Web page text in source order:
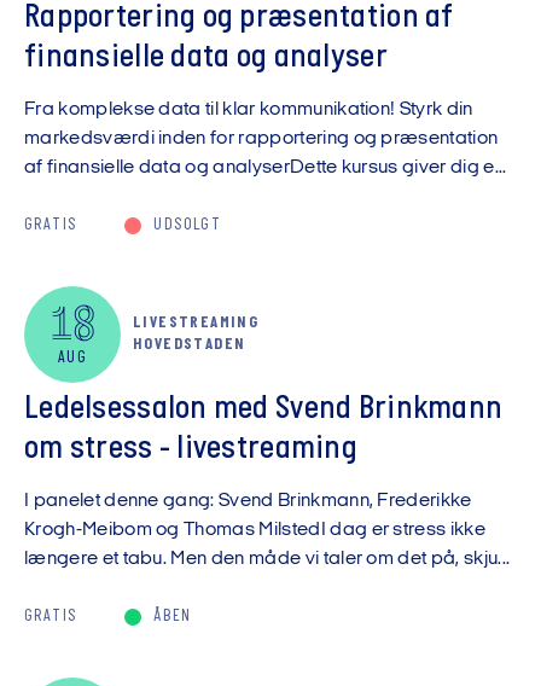
Rapportering og præsentation af
finansielle data og analyser
Fra komplekse data til klar kommunikation! Styrk din
markedsværdi inden for rapportering og præsentation
af finansielle data og analyserDette kursus giver dig e...
GRATIS UDSOLGT
18
AUG
LIVESTREAMING
HOVEDSTADEN
Ledelsessalon med Svend Brinkmann
om stress - livestreaming
I panelet denne gang: Svend Brinkmann, Frederikke
Krogh-Meibom og Thomas MilstedI dag er stress ikke
længere et tabu. Men den måde vi taler om det på, skju...
GRATIS ÅBEN